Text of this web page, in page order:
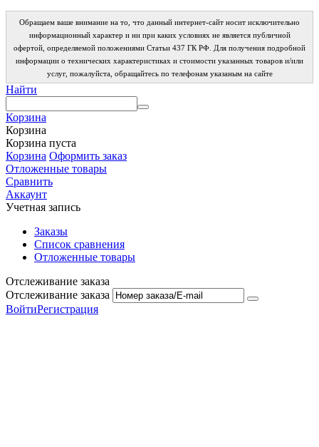
Обращаем ваше внимание на то, что данный интернет-сайт носит исключительно
информационный характер и ни при каких условиях не является публичной
офертой, определяемой положениями Статьи 437 ГК РФ. Для получения подробной
информации о технических характеристиках и стоимости указанных товаров и/или
услуг, пожалуйста, обращайтесь по телефонам указаным на сайте
Найти
Корзина
Корзина
Корзина пуста
Корзина Оформить заказ
Отложенные товары
Сравнить
Аккаунт
Учетная запись
Заказы
Список сравнения
Отложенные товары
Отслеживание заказа
Отслеживание заказа
ВойтиРегистрация